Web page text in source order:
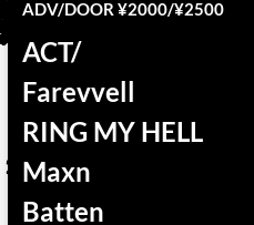
ADV/DOOR ¥2000/¥2500
ACT/
Farevvell
RING MY HELL
Maxn
Batten